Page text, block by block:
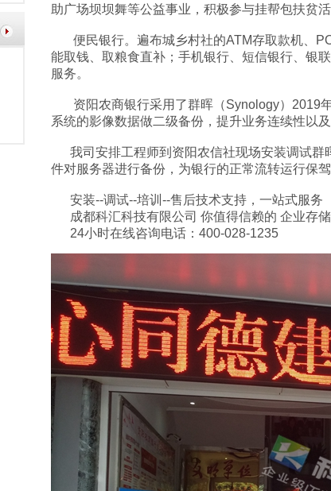
助广场坝坝舞等公益事业，积极参与挂帮包扶贫活
便民银行。遍布城乡村社的ATM存取款机、
能取钱、取粮食直补；手机银行、短信银行、银
服务。
资阳农商银行采用了群晖（Synology）2019
系统的影像数据做二级备份，提升业务连续性以及
我司安排工程师到资阳农信社现场安装调试群
件对服务器进行备份，为银行的正常流转运行保驾
安装--调试--培训--售后技术支持，一站式服务
成都科汇科技有限公司 你值得信赖的 企业存储
24小时在线咨询电话：400-028-1235